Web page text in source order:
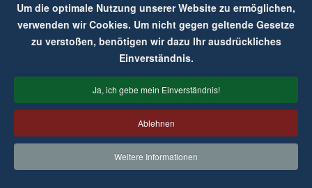
Um die optimale Nutzung unserer Website zu ermöglichen,
verwenden wir Cookies. Um nicht gegen geltende Gesetze
zu verstoßen, benötigen wir dazu Ihr ausdrückliches
Einverständnis.
Ja, ich gebe mein Einverständnis!
Ablehnen
Weitere Informationen